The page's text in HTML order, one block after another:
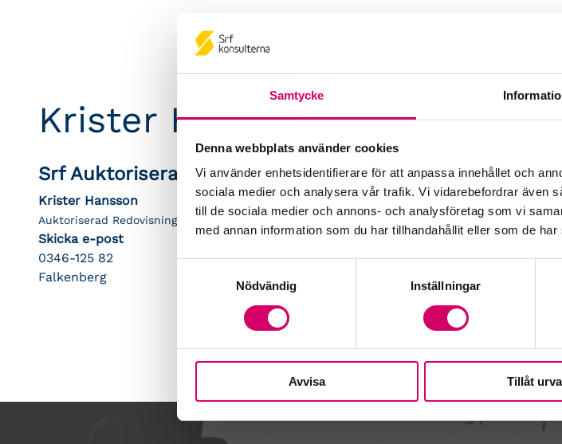
Samtycke
Denna webbplats använder cookies
Vi använder enhetsidentifierare för att anpassa innehållet och
sociala medier och analysera vår trafik. Vi vidarebefordrar även
till de sociala medier och annons- och analysföretag som vi
med annan information som du har tillhandahållit eller som de
Nödvändig
Inställningar
Avvisa Tillåt
Krister Hansson Ekonomi AB
Srf Auktoriserade konsulter
Krister Hansson
Auktoriserad Redovisningskonsult, Srf Certifierad Affärsrådgivare
Skicka e-post
0346-125 82
Falkenberg